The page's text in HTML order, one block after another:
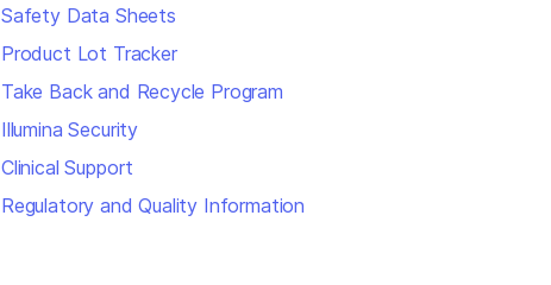
Safety Data Sheets
Product Lot Tracker
Take Back and Recycle Program
Illumina Security
Clinical Support
Regulatory and Quality Information